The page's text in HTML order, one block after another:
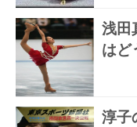
浅田
はど
淳子